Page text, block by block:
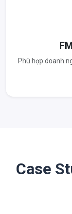
Phù hợp doanh
Case